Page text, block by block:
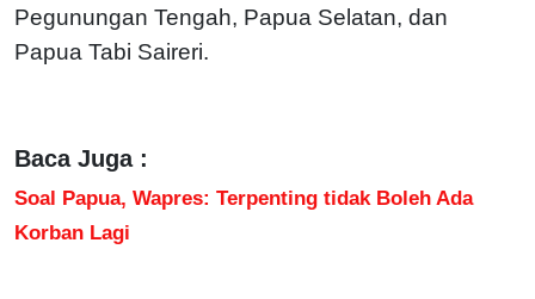
Pegunungan Tengah, Papua Selatan, dan
Papua Tabi Saireri.
Baca Juga :
Soal Papua, Wapres: Terpenting tidak Boleh Ada
Korban Lagi